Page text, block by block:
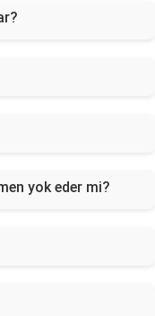
yok eder mi?